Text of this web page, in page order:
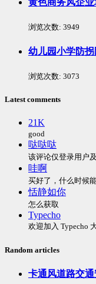
黄色商务风企
浏览次数: 3949
幼儿园小学防
浏览次数: 3073
Latest comments
21K
good
哒哒哒
该评论仅登录用户
哇啊
买好了，什么时候
恬静如你
怎么获取
Typecho
欢迎加入 Typecho
Random articles
卡通风道路交